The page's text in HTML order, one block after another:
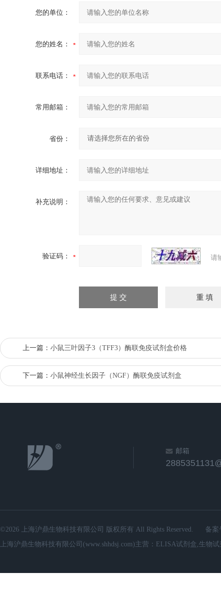
您的单位：
您的姓名：
联系电话：
常用邮箱：
省份：
详细地址：
补充说明：
验证码： 请
上一篇： 小鼠三叶因子3（TFF3）酶联免疫试剂盒价格
下一篇： 小鼠神经生长因子（NGF）酶联免疫试剂盒
邮箱
©2026 上海沪鼎生物科技有限公司 版权所有 All Rights Reserved.
备案
上海沪鼎生物科技有限公司(www.shhdsj.com)主营：ELISA试剂盒,生物